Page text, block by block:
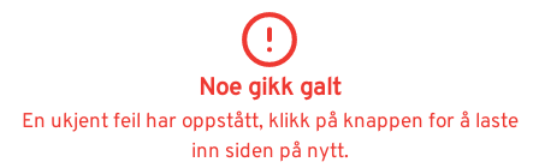
Noe gikk galt
En ukjent feil har oppstått, klikk på knappen for å laste
inn siden på nytt.